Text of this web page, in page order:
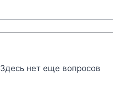
Здесь нет еще вопросов